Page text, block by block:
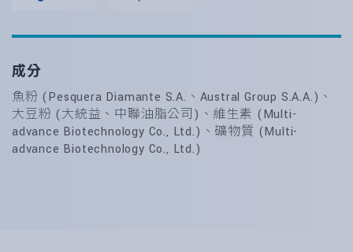
成分
魚粉 (Pesquera Diamante S.A.、Austral Group S.A.A.)、
大豆粉 (大統益、中聯油脂公司)、維生素 (Multi-
advance Biotechnology Co., Ltd.)、礦物質 (Multi-
advance Biotechnology Co., Ltd.)